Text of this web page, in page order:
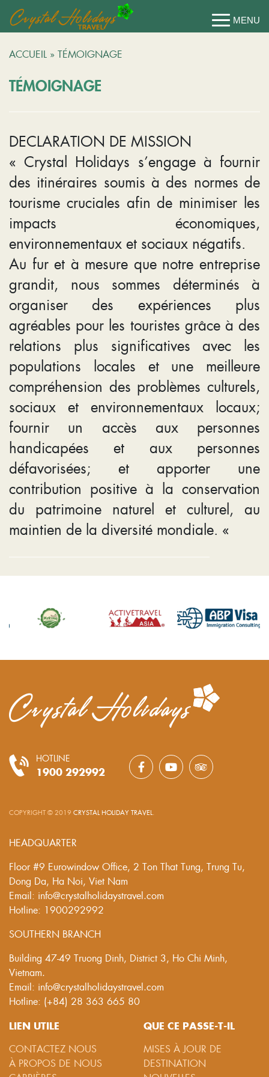
ACCUEIL » TÉMOIGNAGE
TÉMOIGNAGE
DECLARATION DE MISSION
« Crystal Holidays s’engage à fournir
des itinéraires soumis à des normes de
tourisme cruciales afin de minimiser les
impacts économiques,
environnementaux et sociaux négatifs.
Au fur et à mesure que notre entreprise
grandit, nous sommes déterminés à
organiser des expériences plus
agréables pour les touristes grâce à des
relations plus significatives avec les
populations locales et une meilleure
compréhension des problèmes culturels,
sociaux et environnementaux locaux;
fournir un accès aux personnes
handicapées et aux personnes
défavorisées; et apporter une
contribution positive à la conservation
du patrimoine naturel et culturel, au
maintien de la diversité mondiale. «
HOTLINE
1900 292992
COPYRIGHT © 2019 CRYSTAL HOLIDAY TRAVEL.
HEADQUARTER
Floor #9 Eurowindow Office, 2 Ton That Tung, Trung Tu,
Dong Da, Ha Noi, Viet Nam
Email: info@crystalholidaystravel.com
Hotline: 1900292992
SOUTHERN BRANCH
Building 47-49 Truong Dinh, District 3, Ho Chi Minh,
Vietnam.
Email: info@crystalholidaystravel.com
Hotline: (+84) 28 363 665 80
LIEN UTILE
CONTACTEZ NOUS
À PROPOS DE NOUS
QUE CE PASSE-T-IL
MISES À JOUR DE
DESTINATION